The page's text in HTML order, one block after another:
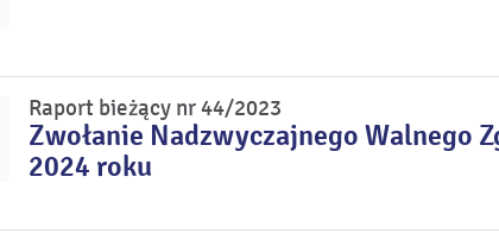
Raport bieżący nr 44/2023
Zwołanie Nadzwyczajnego Walnego
2024 roku